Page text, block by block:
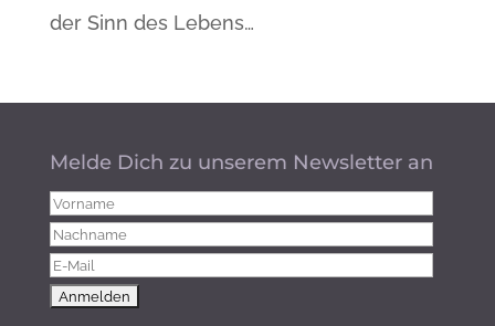
der Sinn des Lebens…
Melde Dich zu unserem Newsletter an